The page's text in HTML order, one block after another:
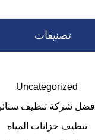
تصنيفات
Uncategorized
افضل شركة تنظيف ستائر
تنظيف خزانات المياه